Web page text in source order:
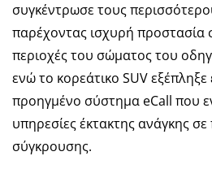
συγκέντρωσε τους
παρέχοντας ισχυρή προστασία
περιοχές του σώματος του
ενώ το κορεάτικο SUV εξέπληξε
προηγμένο σύστημα eCall που
υπηρεσίες έκτακτης ανάγκης
σύγκρουσης.